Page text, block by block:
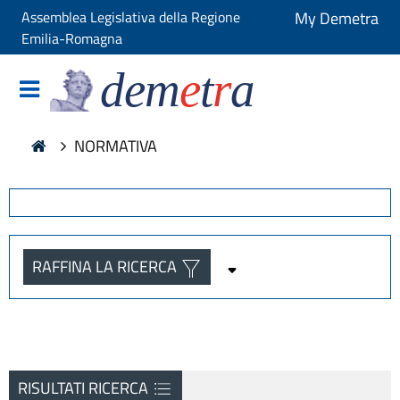
Assemblea Legislativa della Regione
Emilia-Romagna
My Demetra
demetra
NORMATIVA
RAFFINA LA RICERCA
RISULTATI RICERCA